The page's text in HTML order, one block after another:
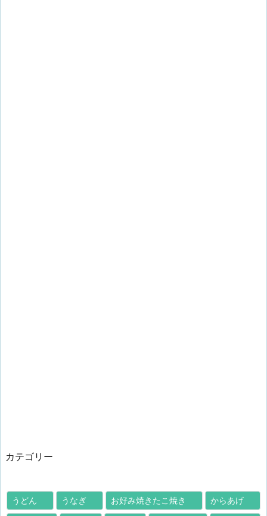
カテゴリー
うどん うなぎ お好み焼きたこ焼き からあげ